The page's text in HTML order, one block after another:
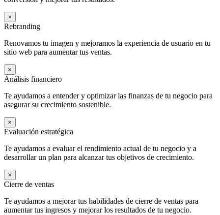
×
Rebranding
Renovamos tu imagen y mejoramos la experiencia de usuario en tu
sitio web para aumentar tus ventas.
×
Análisis financiero
Te ayudamos a entender y optimizar las finanzas de tu negocio para
asegurar su crecimiento sostenible.
×
Evaluación estratégica
Te ayudamos a evaluar el rendimiento actual de tu negocio y a
desarrollar un plan para alcanzar tus objetivos de crecimiento.
×
Cierre de ventas
Te ayudamos a mejorar tus habilidades de cierre de ventas para
aumentar tus ingresos y mejorar los resultados de tu negocio.